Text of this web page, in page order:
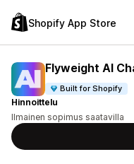
Shopify App Store
Flyweight AI
Built for Shopify
Hinnoittelu
Ilmainen sopimus saatavilla